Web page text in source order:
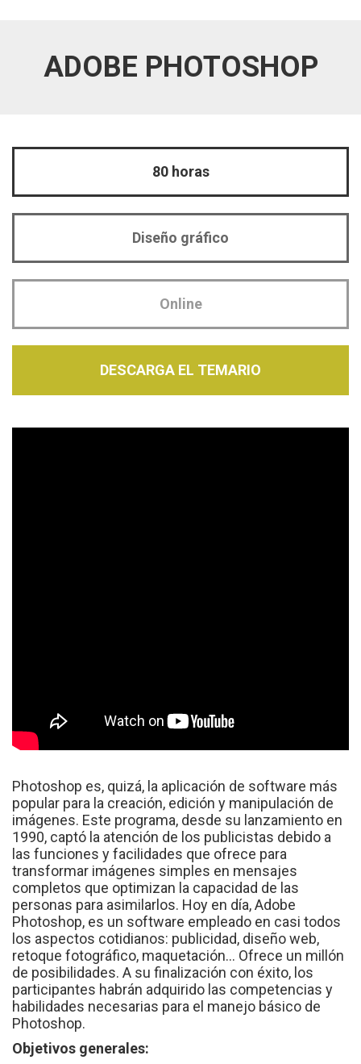
ADOBE PHOTOSHOP
80 horas
Diseño gráfico
Online
DESCARGA EL TEMARIO
Photoshop es, quizá, la aplicación de software más
popular para la creación, edición y manipulación de
imágenes. Este programa, desde su lanzamiento en
1990, captó la atención de los publicistas debido a
las funciones y facilidades que ofrece para
transformar imágenes simples en mensajes
completos que optimizan la capacidad de las
personas para asimilarlos. Hoy en día, Adobe
Photoshop, es un software empleado en casi todos
los aspectos cotidianos: publicidad, diseño web,
retoque fotográfico, maquetación… Ofrece un millón
de posibilidades. A su finalización con éxito, los
participantes habrán adquirido las competencias y
habilidades necesarias para el manejo básico de
Photoshop.
Objetivos generales: